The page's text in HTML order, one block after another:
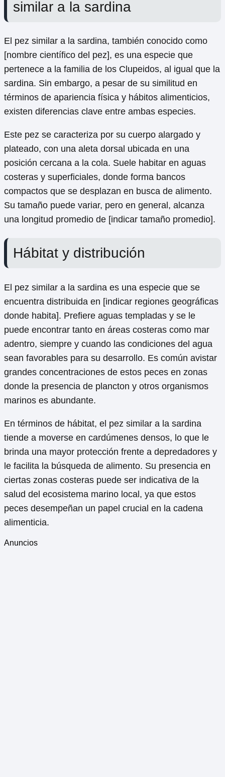
similar a la sardina
El pez similar a la sardina, también conocido como
[nombre científico del pez], es una especie que
pertenece a la familia de los Clupeidos, al igual que la
sardina. Sin embargo, a pesar de su similitud en
términos de apariencia física y hábitos alimenticios,
existen diferencias clave entre ambas especies.
Este pez se caracteriza por su cuerpo alargado y
plateado, con una aleta dorsal ubicada en una
posición cercana a la cola. Suele habitar en aguas
costeras y superficiales, donde forma bancos
compactos que se desplazan en busca de alimento.
Su tamaño puede variar, pero en general, alcanza
una longitud promedio de [indicar tamaño promedio].
Hábitat y distribución
El pez similar a la sardina es una especie que se
encuentra distribuida en [indicar regiones geográficas
donde habita]. Prefiere aguas templadas y se le
puede encontrar tanto en áreas costeras como mar
adentro, siempre y cuando las condiciones del agua
sean favorables para su desarrollo. Es común avistar
grandes concentraciones de estos peces en zonas
donde la presencia de plancton y otros organismos
marinos es abundante.
En términos de hábitat, el pez similar a la sardina
tiende a moverse en cardúmenes densos, lo que le
brinda una mayor protección frente a depredadores y
le facilita la búsqueda de alimento. Su presencia en
ciertas zonas costeras puede ser indicativa de la
salud del ecosistema marino local, ya que estos
peces desempeñan un papel crucial en la cadena
alimenticia.
Anuncios